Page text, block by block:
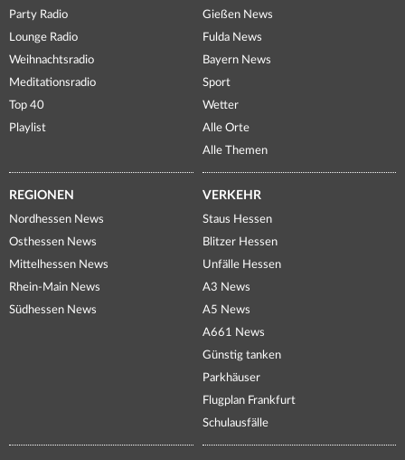
Party Radio
Lounge Radio
Weihnachtsradio
Meditationsradio
Top 40
Playlist
Gießen News
Fulda News
Bayern News
Sport
Wetter
Alle Orte
Alle Themen
REGIONEN
Nordhessen News
Osthessen News
Mittelhessen News
Rhein-Main News
Südhessen News
VERKEHR
Staus Hessen
Blitzer Hessen
Unfälle Hessen
A3 News
A5 News
A661 News
Günstig tanken
Parkhäuser
Flugplan Frankfurt
Schulausfälle